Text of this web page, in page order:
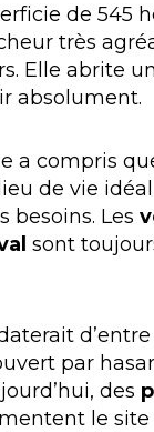
de 545
très
Elle abrite
absolument.
a compris
de vie
besoins. Les
sont
d’entre
par
des
le site